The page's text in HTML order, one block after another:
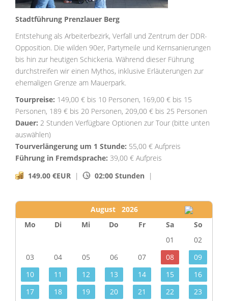
Stadtführung Prenzlauer Berg
Entstehung als Arbeiterbezirk, Verfall und Zentrum der DDR-
Opposition. Die wilden 90er, Partymeile und Kernsanierungen
bis hin zur heutigen Schickeria. Während dieser Führung
durchstreifen wir einen Mythos, inklusive Erläuterungen zur
ehemaligen Grenze am Mauerpark.
Tourpreise: 149,00 € bis 10 Personen, 169,00 € bis 15
Personen, 189 € bis 20 Personen, 209,00 € bis 25 Personen
Dauer: 2 Stunden Verfügbare Optionen zur Tour (bitte unten
auswählen)
Tourverlängerung um 1 Stunde: 55,00 € Aufpreis
Führung in Fremdsprache: 39,00 € Aufpreis
149.00 €EUR | 02:00 Stunden |
August 2026
Mo
Di Mi Do Fr Sa
So
01
02
03
04 05 06 07 08
09
10
11 12 13 14 15
16
17
18 19 20 21 22
23